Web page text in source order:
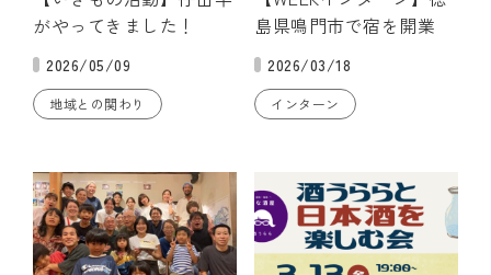
がやってきました！
2026/05/09
地域との関わり
島県鳴門市で宿を開業
2026/03/18
インターン